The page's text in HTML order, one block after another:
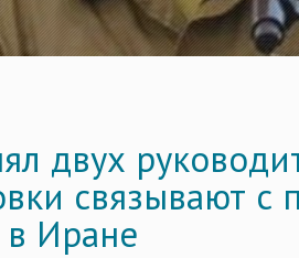
двух
связывают с
Иране